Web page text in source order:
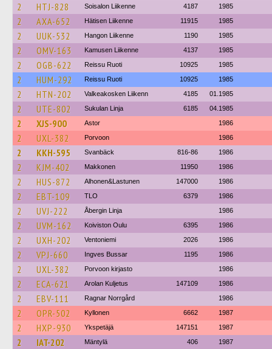
2 HTJ-828 Soisalon Liikenne 4187 1985
2 AXA-652 Hätisen Liikenne 11915 1985
2 UUK-532 Hangon Liikenne 1190 1985
2 OMV-163 Kamusen Liikenne 4137 1985
2 OGB-622 Reissu Ruoti 10925 1985
2 HUM-292 Reissu Ruoti 10925 1985
2 HTN-202 Valkeakosken Liikenn 4185 01.1985
2 UTE-802 Sukulan Linja 6185 04.1985
2 XJS-900 Astor 1986
2 UXL-382 Porvoon 1986
2 KKH-595 Svanbäck 816-86 1986
2 KJM-402 Makkonen 11950 1986
2 HUS-872 Alhonen&Lastunen 147000 1986
2 EBT-109 TLO 6379 1986
2 UVJ-222 Åbergin Linja 1986
2 UVM-162 Koiviston Oulu 6395 1986
2 UXH-202 Ventoniemi 2026 1986
2 VPJ-660 Ingves Bussar 1195 1986
2 UXL-382 Porvoon kirjasto 1986
2 ECA-621 Arolan Kuljetus 147109 1986
2 EBV-111 Ragnar Norrgård 1986
2 OPR-502 Kyllonen 6662 1987
2 HXP-930 Ykspetäjä 147151 1987
2 IAT-202 Mäntylä 406 1987